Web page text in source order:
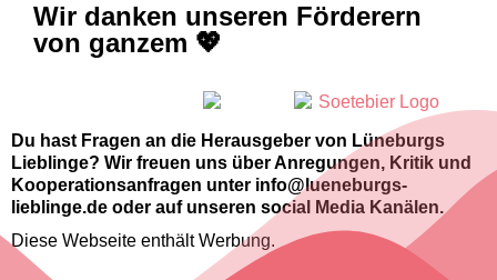
Wir danken unseren Förderern
von ganzem 💖
Du hast Fragen an die Herausgeber von Lüneburgs
Lieblinge? Wir freuen uns über Anregungen, Kritik und
Kooperationsanfragen unter info@lueneburgs-
lieblinge.de oder auf unseren social Media Kanälen.
Diese Webseite enthält Werbung.